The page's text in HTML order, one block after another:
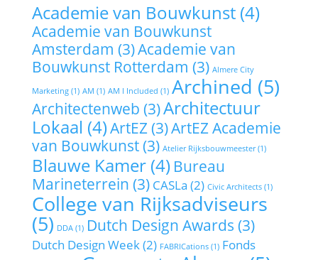
Academie van Bouwkunst(4)
Academie van Bouwkunst
Amsterdam (3)Academie van
Bouwkunst Rotterdam (3) Almere City
Marketing(1) AM (1) AM I Included (1) Archined (5)
Architectenweb (3)Architectuur
Lokaal (4)ArtEZ(3)ArtEZ Academie
van Bouwkunst(3) Atelier Rijksbouwmeester(1)
Blauwe Kamer(4) Bureau
Marineterrein (3) CASLa (2) Civic Architects(1)
College van Rijksadviseurs
(5) DDA(1) Dutch Design Awards (3)
Dutch Design Week(2) FABRICations(1) Fonds